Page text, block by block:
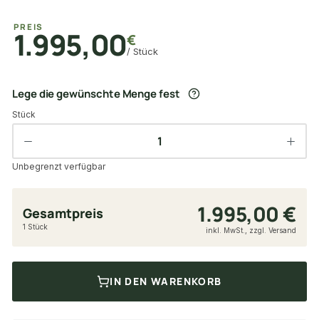
PREIS
1.995,00€
/ Stück
Lege die gewünschte Menge fest
Stück
Unbegrenzt verfügbar
Gesamtpreis 1.995,00 €
1 Stück inkl. MwSt., zzgl. Versand
IN DEN WARENKORB